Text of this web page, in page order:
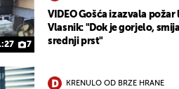
7
VIDEO Gošća izazvala
Vlasnik: "Dok je gorjelo,
srednji prst"
KRENULO OD BRZE HRANE